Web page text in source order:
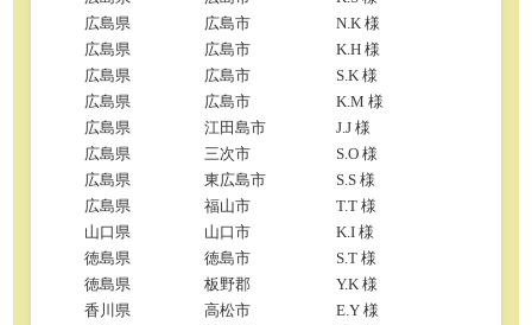
広島県
広島市
N.K 様
広島県
広島市
K.H 様
広島県
広島市
S.K 様
広島県
広島市
K.M 様
広島県
江田島市
J.J 様
広島県
三次市
S.O 様
広島県
東広島市
S.S 様
広島県
福山市
T.T 様
山口県
山口市
K.I 様
徳島県
徳島市
S.T 様
徳島県
板野郡
Y.K 様
香川県
高松市
E.Y 様